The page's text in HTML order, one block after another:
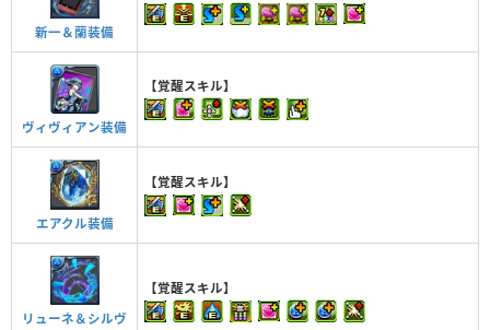
新一＆蘭装備
ヴィヴィアン装備
【覚醒スキル】
エアクル装備
【覚醒スキル】
リューネ＆シルヴ
【覚醒スキル】